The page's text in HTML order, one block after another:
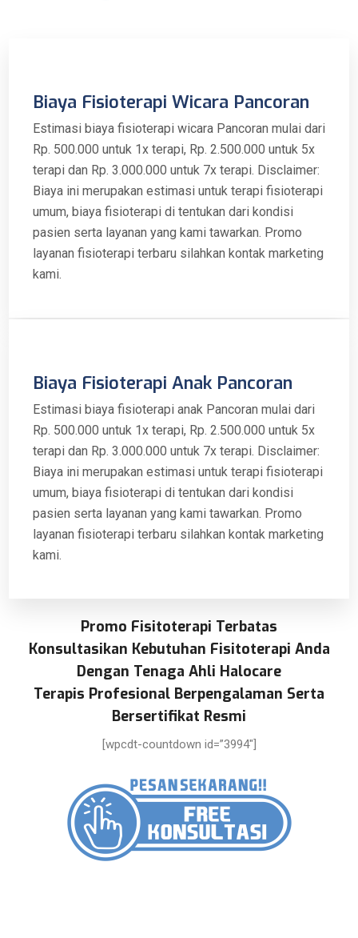
Biaya Fisioterapi Wicara Pancoran
Estimasi biaya fisioterapi wicara Pancoran mulai dari
Rp. 500.000 untuk 1x terapi, Rp. 2.500.000 untuk 5x
terapi dan Rp. 3.000.000 untuk 7x terapi. Disclaimer:
Biaya ini merupakan estimasi untuk terapi fisioterapi
umum, biaya fisioterapi di tentukan dari kondisi
pasien serta layanan yang kami tawarkan. Promo
layanan fisioterapi terbaru silahkan kontak marketing
kami.
Biaya Fisioterapi Anak Pancoran
Estimasi biaya fisioterapi anak Pancoran mulai dari
Rp. 500.000 untuk 1x terapi, Rp. 2.500.000 untuk 5x
terapi dan Rp. 3.000.000 untuk 7x terapi. Disclaimer:
Biaya ini merupakan estimasi untuk terapi fisioterapi
umum, biaya fisioterapi di tentukan dari kondisi
pasien serta layanan yang kami tawarkan. Promo
layanan fisioterapi terbaru silahkan kontak marketing
kami.
Promo Fisitoterapi Terbatas
Konsultasikan Kebutuhan Fisitoterapi Anda
Dengan Tenaga Ahli Halocare
Terapis Profesional Berpengalaman Serta
Bersertifikat Resmi
[wpcdt-countdown id=”3994″]